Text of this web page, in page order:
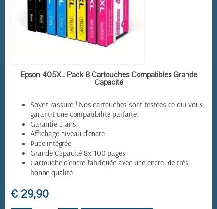
(7 avis) EN STOCK
Epson 405XL Pack 8 Cartouches Compatibles Grande
Capacité
Soyez rassuré ! Nos cartouches sont testées ce qui vous
garantit une compatibilité parfaite.
Garantie 3 ans
Affichage niveau d'encre
Puce intégrée
Grande Capacité 8x1100 pages
Cartouche d'encre fabriquée avec une encre de très
bonne qualité
€ 29,90